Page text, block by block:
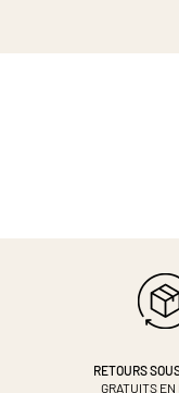
RETOURS
GRATUITS EN